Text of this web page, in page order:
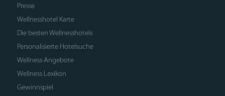
Presse
Wellnesshotel Karte
Die besten Wellnesshotels
Personalisierte Hotelsuche
Wellness Angebote
Wellness Lexikon
Gewinnspiel